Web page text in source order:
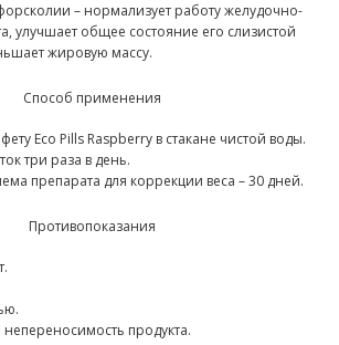
– нормализует работу желудочно-
улучшает общее состояние его слизистой
жировую массу.
Способ применения
Eco Pills Raspberry в стакане чистой воды.
три раза в день.
препарата для коррекции веса – 30 дней.
Противопоказания
продукта.